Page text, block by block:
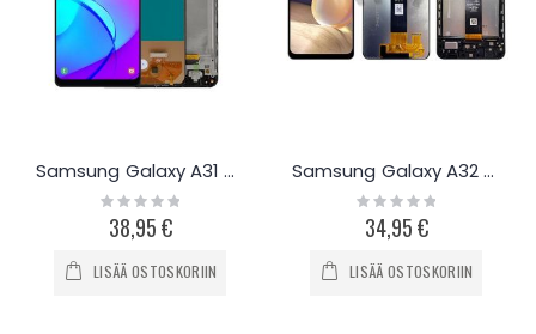
Samsung Galaxy A31 näyttö ja työkalut
Rating:
0%
38,95 €
LISÄÄ OSTOSKORIIN
Samsung Galaxy A32 5G näyttö
Rating:
0%
34,95 €
LISÄÄ OSTOSKORIIN